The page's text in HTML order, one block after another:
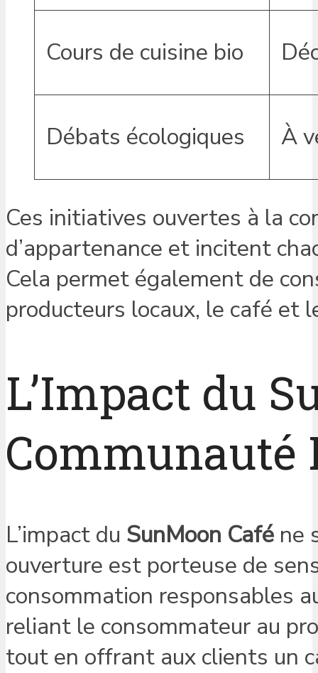
Cours de cuisine bio
Débats écologiques À
Ces initiatives ouvertes à la
d’appartenance et incitent
Cela permet également de
producteurs locaux, le café et
L’Impact du
Communauté
L’impact du SunMoon Café ne
ouverture est porteuse de
consommation responsables
reliant le consommateur au
tout en offrant aux clients un